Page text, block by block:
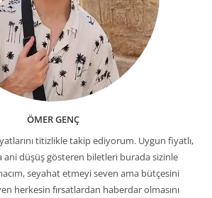
ÖMER GENÇ
titizlikle takip ediyorum. Uygun fiyatlı,
ani düşüş gösteren biletleri burada sizinle
seyahat etmeyi seven ama bütçesini
herkesin fırsatlardan haberdar olmasını